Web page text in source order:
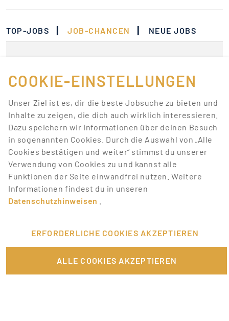
TOP-JOBS | JOB-CHANCEN | NEUE JOBS
Jobs, die deinen
Suchkriterien
entsprechen.
Lass dich über neue Job-Chancen zu deiner Suche
mit Job-Alerts automatisch informieren!
JOB-ALERT ERSTELLEN
COOKIE-EINSTELLUNGEN
Unser Ziel ist es, dir die beste Jobsuche zu bieten und
Inhalte zu zeigen, die dich auch wirklich interessieren.
Dazu speichern wir Informationen über deinen Besuch
in sogenannten Cookies. Durch die Auswahl von „Alle
Cookies bestätigen und weiter“ stimmst du unserer
Verwendung von Cookies zu und kannst alle
Funktionen der Seite einwandfrei nutzen. Weitere
Informationen findest du in unseren
Datenschutzhinweisen
ERFORDERLICHE COOKIES AKZEPTIEREN
ALLE COOKIES AKZEPTIEREN